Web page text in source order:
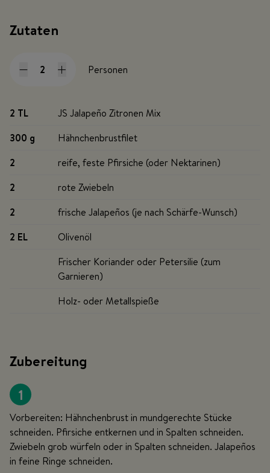
Zutaten
Personen
2 TL
JS Jalapeño Zitronen Mix
300 g
Hähnchenbrustfilet
2
reife, feste Pfirsiche (oder Nektarinen)
2
rote Zwiebeln
2
frische Jalapeños (je nach Schärfe-Wunsch)
2 EL
Olivenöl
Frischer Koriander oder Petersilie (zum
Garnieren)
Holz- oder Metallspieße
Zubereitung
1
Vorbereiten: Hähnchenbrust in mundgerechte Stücke
schneiden. Pfirsiche entkernen und in Spalten schneiden.
Zwiebeln grob würfeln oder in Spalten schneiden. Jalapeños
in feine Ringe schneiden.